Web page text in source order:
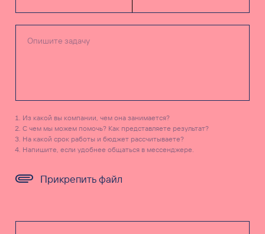
Прикрепить файл
Из какой вы компании, чем она занимается?
С чем мы можем помочь? Как представляете результат?
На какой срок работы и бюджет рассчитываете?
Напишите, если удобнее общаться в мессенджере.